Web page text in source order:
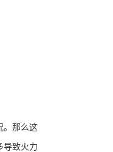
。那么这
导致火力